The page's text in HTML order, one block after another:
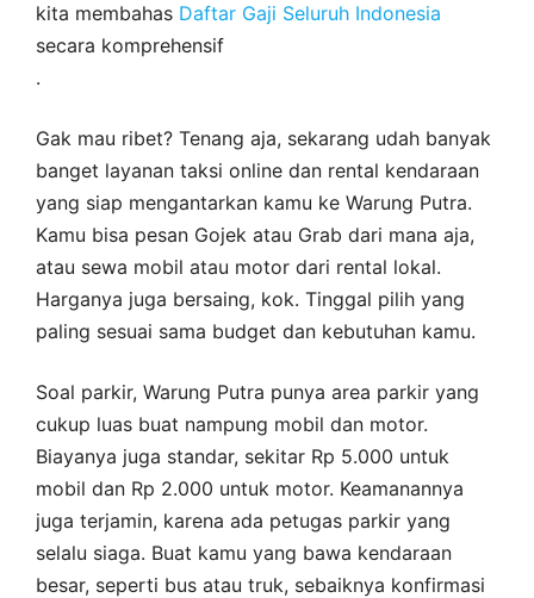
kita membahas Daftar Gaji Seluruh Indonesia
secara komprehensif
.
Gak mau ribet? Tenang aja, sekarang udah banyak
banget layanan taksi online dan rental kendaraan
yang siap mengantarkan kamu ke Warung Putra.
Kamu bisa pesan Gojek atau Grab dari mana aja,
atau sewa mobil atau motor dari rental lokal.
Harganya juga bersaing, kok. Tinggal pilih yang
paling sesuai sama budget dan kebutuhan kamu.
Soal parkir, Warung Putra punya area parkir yang
cukup luas buat nampung mobil dan motor.
Biayanya juga standar, sekitar Rp 5.000 untuk
mobil dan Rp 2.000 untuk motor. Keamanannya
juga terjamin, karena ada petugas parkir yang
selalu siaga. Buat kamu yang bawa kendaraan
besar, seperti bus atau truk, sebaiknya konfirmasi